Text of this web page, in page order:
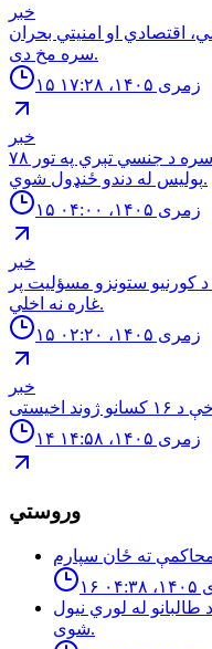
خبر
اقتصادي او امنيتي بحران
سره مخ دى.
۱۵ زمری ۱۴۰۵، ۱۷:۲۸
خبر
لاهور کې له ذهنې معلولې نجلۍ سره د جنسي تېري په تور ٧٨
پوليس له دندو ځنډول شوي.
۱۵ زمری ۱۴۰۵، ۰۴:۰۰
خبر
كورنيو ستونزو مسؤليت پر
غاره نه اخلي.
۱۵ زمری ۱۴۰۵، ۰۲:۲۰
خبر
۱۴ زمری ۱۴۰۵، ۱۴:۵۸
وروستي
له لوري نيول
شوى.